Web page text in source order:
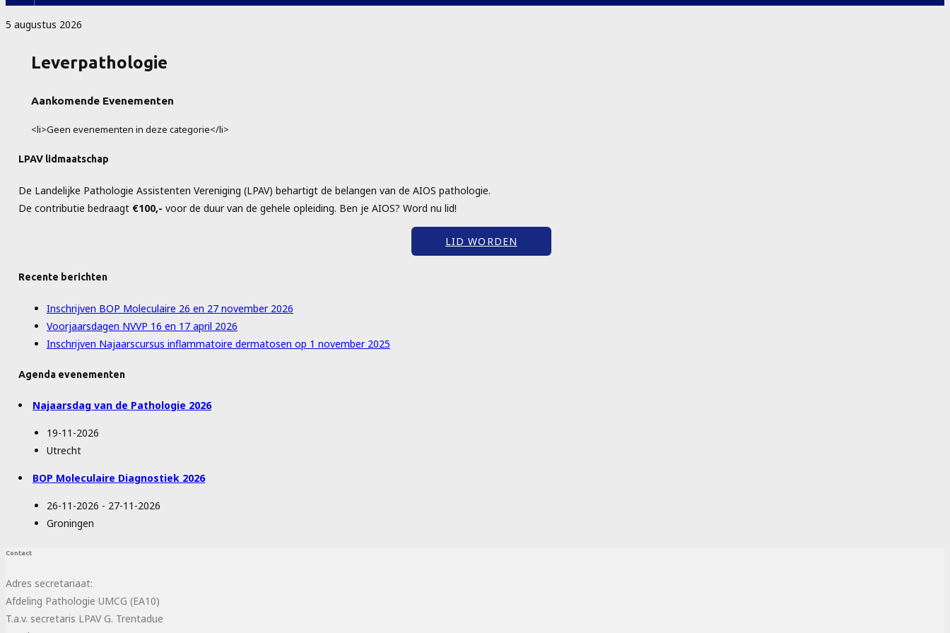
5 augustus 2026
Leverpathologie
Aankomende Evenementen
<li>Geen evenementen in deze categorie</li>
LPAV lidmaatschap
De Landelijke Pathologie Assistenten Vereniging (LPAV) behartigt de belangen van de AIOS pathologie.
De contributie bedraagt €100,- voor de duur van de gehele opleiding. Ben je AIOS? Word nu lid!
LID WORDEN
Recente berichten
Inschrijven BOP Moleculaire 26 en 27 november 2026
Voorjaarsdagen NVVP 16 en 17 april 2026
Inschrijven Najaarscursus inflammatoire dermatosen op 1 november 2025
Agenda evenementen
Najaarsdag van de Pathologie 2026
19-11-2026
Utrecht
BOP Moleculaire Diagnostiek 2026
26-11-2026 - 27-11-2026
Groningen
Contact
Adres secretariaat:
Afdeling Pathologie UMCG (EA10)
T.a.v. secretaris LPAV G. Trentadue